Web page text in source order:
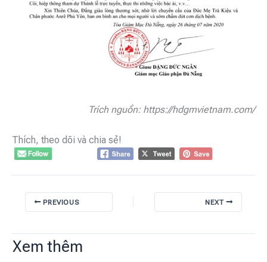
Trích nguồn: https://hdgmvietnam.com/
Thích, theo dõi và chia sẻ!
PREVIOUS NEXT
Xem thêm